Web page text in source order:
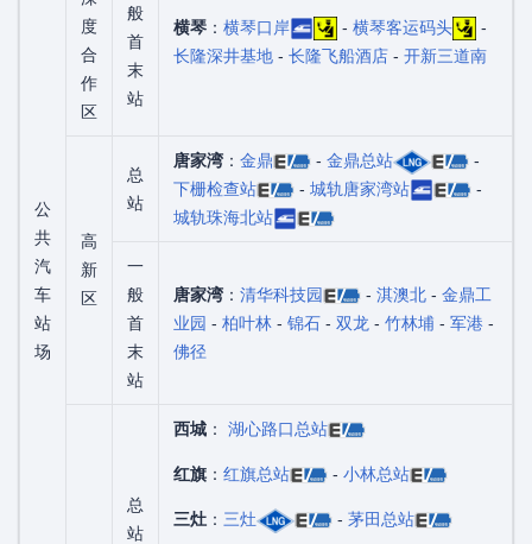
公
共
汽
车
站
场
度
合
作
区
般
首
末
站
横琴 ： 横琴口岸 - 横琴客运码头
-
长隆深井基地 - 长隆飞船酒店 - 开新三道南
高
新
区
总
站
唐家湾 ： 金鼎 - 金鼎总站
-
下栅检查站
- 城轨唐家湾站
-
城轨珠海北站
一
般
首
末
站
唐家湾 ： 清华科技园 - 淇澳北 - 金鼎工
业园 - 柏叶林 - 锦石 - 双龙 - 竹林埔 - 军港 -
佛径
总
站
西城 ： 湖心路口总站
红旗 ： 红旗总站 - 小林总站
三灶 ： 三灶 - 茅田总站